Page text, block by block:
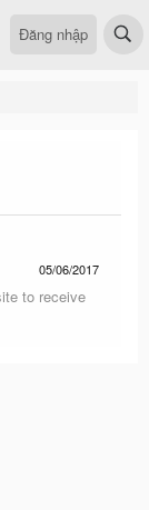
Đăng nhập
05/06/2017
to receive